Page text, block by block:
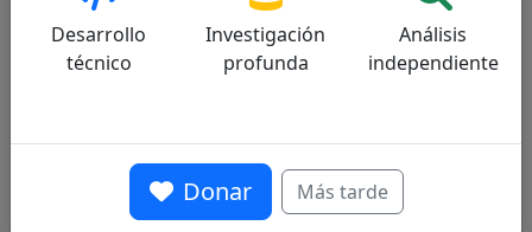
Supremo de la Signatura Apostólica, conocido
por su experiencia jurídica y posiciones
doctrinales tradicionales.
Desarrollo
técnico
Investigación
profunda
Análisis
independiente
Donar Más tarde